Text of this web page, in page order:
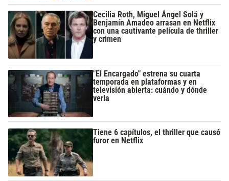
Cecilia Roth, Miguel Ángel Solá y
Benjamín Amadeo arrasan en Netflix
con una cautivante película de thriller
y crimen
"El Encargado" estrena su cuarta
temporada en plataformas y en
televisión abierta: cuándo y dónde
verla
Tiene 6 capítulos, el thriller que causó
furor en Netflix